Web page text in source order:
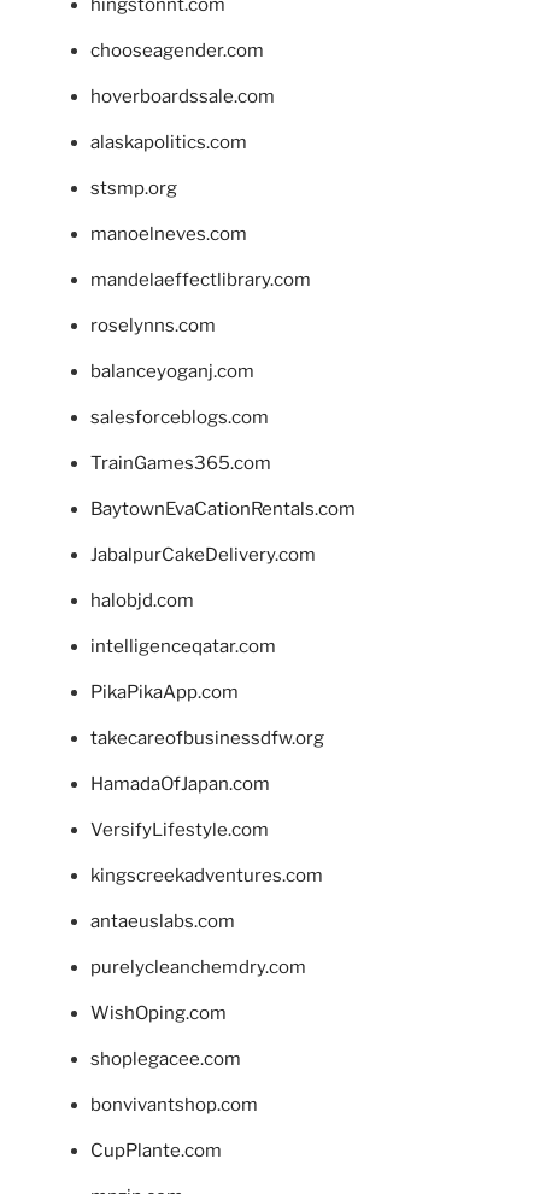
hingstonnt.com
chooseagender.com
hoverboardssale.com
alaskapolitics.com
stsmp.org
manoelneves.com
mandelaeffectlibrary.com
roselynns.com
balanceyoganj.com
salesforceblogs.com
TrainGames365.com
BaytownEvaCationRentals.com
JabalpurCakeDelivery.com
halobjd.com
intelligenceqatar.com
PikaPikaApp.com
takecareofbusinessdfw.org
HamadaOfJapan.com
VersifyLifestyle.com
kingscreekadventures.com
antaeuslabs.com
purelycleanchemdry.com
WishOping.com
shoplegacee.com
bonvivantshop.com
CupPlante.com